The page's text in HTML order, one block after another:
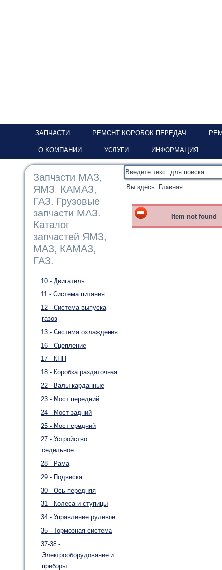
ЗАПЧАСТИ РЕМОНТ КОРОБОК ПЕРЕДАЧ
О КОМПАНИИ УСЛУГИ ИНФОРМАЦИЯ
Запчасти МАЗ,
ЯМЗ, КАМАЗ,
ГАЗ. Грузовые
запчасти МАЗ.
Каталог
запчастей ЯМЗ,
МАЗ, КАМАЗ,
ГАЗ.
10 - Двигатель
11 - Система питания
12 - Система выпуска
газов
13 - Система охлаждения
16 - Сцепление
17 - КПП
18 - Коробка раздаточная
22 - Валы карданные
23 - Мост передний
24 - Мост задний
25 - Мост средний
27 - Устройство
седельное
28 - Рама
29 - Подвеска
30 - Ось передняя
31 - Колеса и ступицы
34 - Управление рулевое
35 - Тормозная система
37-38 -
Электрооборудование и
приборы
Вы здесь: Главная
Item not found